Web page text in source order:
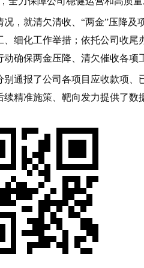
，就清欠清收、“两金”压降及
细化工作举措；依托公司收尾
确保两金压降、清欠催收各项
通报了公司各项目应收款项、
精准施策、靶向发力提供了数